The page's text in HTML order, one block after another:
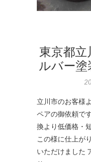
東京都
ルバー
立川市のお客様
ペアの御依頼で
換より低価格・
この様に仕上が
いただけました